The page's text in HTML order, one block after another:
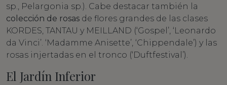
sp., Pelargonia sp.). Cabe destacar también la
colección de rosas de flores grandes de las clases
KORDES, TANTAU y MEILLAND (‘Gospel’, ‘Leonardo
da Vinci’. ‘Madamme Anisette’, ‘Chippendale’) y las
rosas injertadas en el tronco (‘Duftfestival’).
El Jardín Inferior